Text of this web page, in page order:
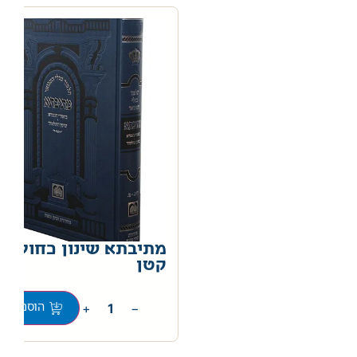
מתיבתא שינון כחול
קטן
−
+ הוספה